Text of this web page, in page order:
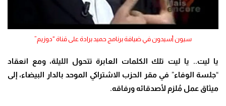
سيون أسيدون في ضيافة برنامج حميد برادة على قناة “دوزيم”
يا ليت.. يا ليت تلك الكلمات العابرة تتحول الليلة، ومع انعقاد
“جلسة الوفاء” في مقر الحزب الاشتراكي الموحد بالدار البيضاء، إلى
ميثاق عمل مُلزم لأصدقائه ورفاقه.